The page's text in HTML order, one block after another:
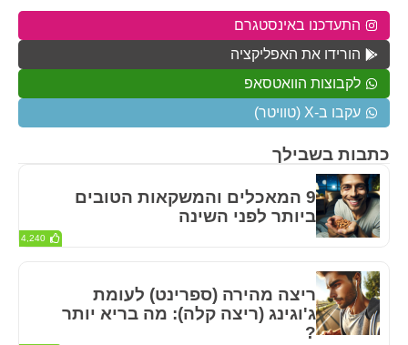
כתבות בשבילך
9 המאכלים והמשקאות הטובים
ביותר לפני השינה
4,240
ריצה מהירה (ספרינט) לעומת
ג'וגינג (ריצה קלה): מה בריא יותר
?
התעדכנו באינסטגרם
הורידו את האפליקציה
לקבוצות הוואטסאפ
עקבו ב-X (טוויטר)